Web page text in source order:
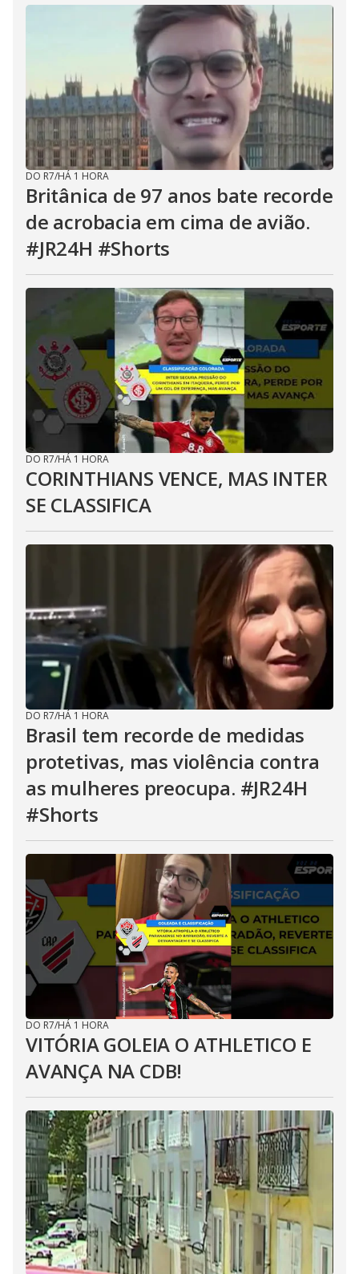
DO R7/HÁ 1 HORA
Britânica de 97 anos bate recorde
de acrobacia em cima de avião.
#JR24H #Shorts
DO R7/HÁ 1 HORA
CORINTHIANS VENCE, MAS INTER
SE CLASSIFICA
DO R7/HÁ 1 HORA
Brasil tem recorde de medidas
protetivas, mas violência contra
as mulheres preocupa. #JR24H
#Shorts
DO R7/HÁ 1 HORA
VITÓRIA GOLEIA O ATHLETICO E
AVANÇA NA CDB!